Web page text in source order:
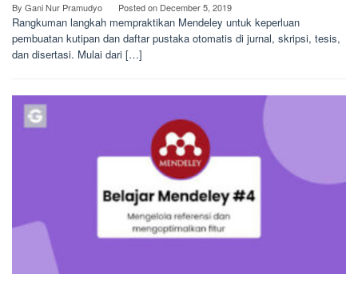
By Gani Nur Pramudyo Posted on December 5, 2019
Rangkuman langkah mempraktikan Mendeley untuk keperluan
pembuatan kutipan dan daftar pustaka otomatis di jurnal, skripsi, tesis,
dan disertasi. Mulai dari […]